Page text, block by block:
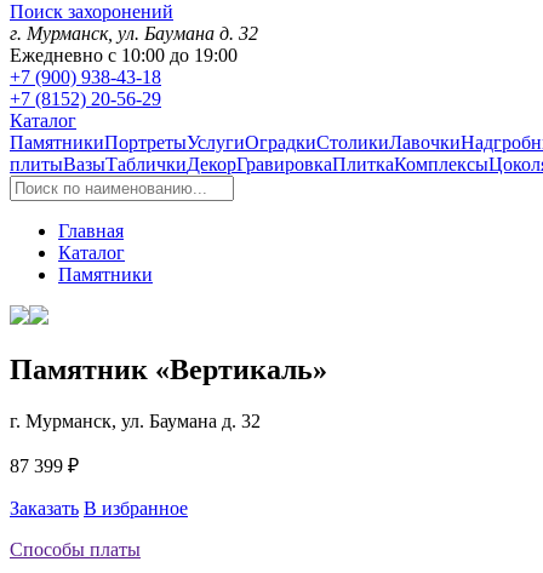
Поиск захоронений
г. Мурманск, ул. Баумана д. 32
Ежедневно с 10:00 до 19:00
+7 (900) 938-43-18
+7 (8152) 20-56-29
Каталог
ПамятникиПортретыУслугиОградкиСтоликиЛавочки
плитыВазыТабличкиДекорГравировкаПлиткаКомплексы
Главная
Каталог
Памятники
Памятник «Вертикаль»
г. Мурманск, ул. Баумана д. 32
87 399 ₽
Заказать В избранное
Способы платы